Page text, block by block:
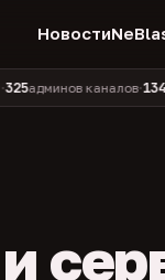
Новости
каналов•134команд